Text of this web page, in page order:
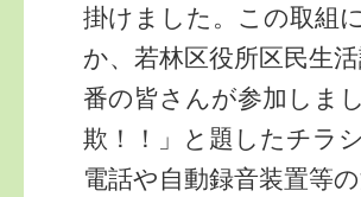
掛けました。この取組
か、若林区役所区民生
番の皆さんが参加しま
欺！！」と題したチラ
電話や自動録音装置等